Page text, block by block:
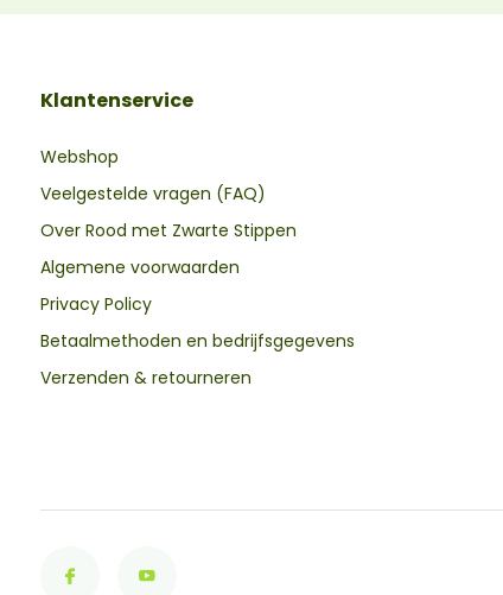
Klantenservice
Webshop
Veelgestelde vragen (FAQ)
Over Rood met Zwarte Stippen
Algemene voorwaarden
Privacy Policy
Betaalmethoden en bedrijfsgegevens
Verzenden & retourneren